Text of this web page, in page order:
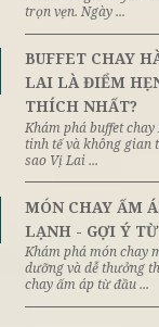
8th
June
8th